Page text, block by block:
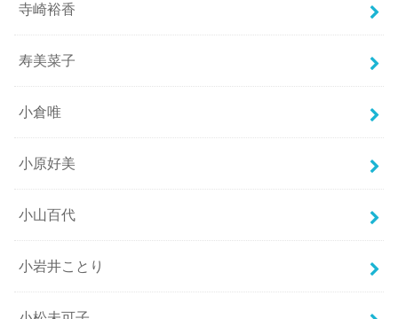
寺崎裕香
寿美菜子
小倉唯
小原好美
小山百代
小岩井ことり